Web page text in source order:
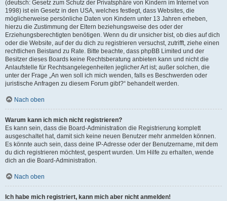
(deutsch: Gesetz zum Schutz der Privatsphäre von Kindern im Internet von
1998) ist ein Gesetz in den USA, welches festlegt, dass Websites, die
möglicherweise persönliche Daten von Kindern unter 13 Jahren erheben,
hierzu die Zustimmung der Eltern beziehungsweise des oder der
Erziehungsberechtigten benötigen. Wenn du dir unsicher bist, ob dies auf dich
oder die Website, auf der du dich zu registrieren versuchst, zutrifft, ziehe einen
rechtlichen Beistand zu Rate. Bitte beachte, dass phpBB Limited und der
Besitzer dieses Boards keine Rechtsberatung anbieten kann und nicht die
Anlaufstelle für Rechtsangelegenheiten jeglicher Art ist; außer solchen, die
unter der Frage „An wen soll ich mich wenden, falls es Beschwerden oder
juristische Anfragen zu diesem Forum gibt?“ behandelt werden.
Nach oben
Warum kann ich mich nicht registrieren?
Es kann sein, dass die Board-Administration die Registrierung komplett
ausgeschaltet hat, damit sich keine neuen Benutzer mehr anmelden können.
Es könnte auch sein, dass deine IP-Adresse oder der Benutzername, mit dem
du dich registrieren möchtest, gesperrt wurden. Um Hilfe zu erhalten, wende
dich an die Board-Administration.
Nach oben
Ich habe mich registriert, kann mich aber nicht anmelden!